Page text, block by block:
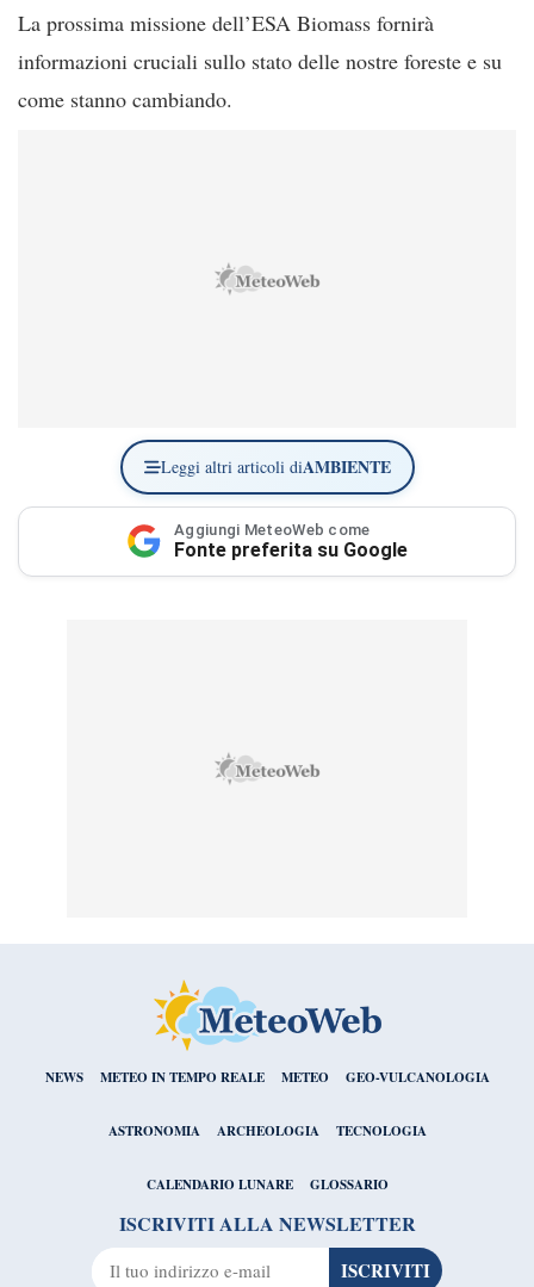
La prossima missione dell’ESA Biomass fornirà
informazioni cruciali sullo stato delle nostre foreste e su
come stanno cambiando.
Leggi altri articoli diAMBIENTE
Aggiungi MeteoWeb come
Fonte preferita su Google
NEWS METEO IN TEMPO REALE METEO GEO-VULCANOLOGIA
ASTRONOMIA ARCHEOLOGIA TECNOLOGIA
CALENDARIO LUNARE GLOSSARIO
ISCRIVITI ALLA NEWSLETTER